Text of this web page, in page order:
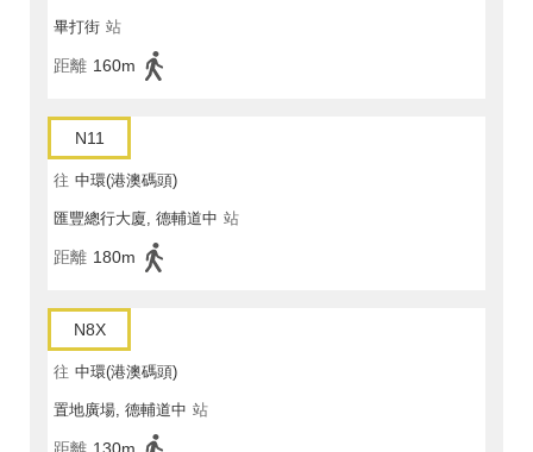
畢打街 站
距離 160m
N11
往 中環(港澳碼頭)
匯豐總行大廈, 德輔道中 站
距離 180m
N8X
往 中環(港澳碼頭)
置地廣場, 德輔道中 站